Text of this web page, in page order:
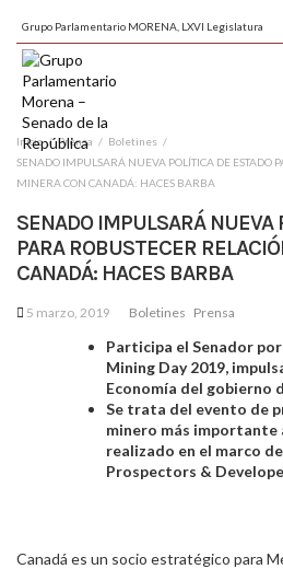
Grupo Parlamentario MORENA, LXVI Legislatura
Inicio Prensa
Boletines
SENADO IMPULSARÁ NUEVA POLÍTICA DE ESTADO
MINERA CON CANADÁ: HACES BARBA
SENADO IMPULSARÁ NUEVA
PARA ROBUSTECER
CANADÁ: HACES BARBA
5 marzo, 2019 Boletines Prensa
Participa el Senador
Mining Day 2019,
Economía del gobierno
Se trata del evento de
minero más importante
realizado en el marco
Prospectors &
Canadá es un socio estratégico para